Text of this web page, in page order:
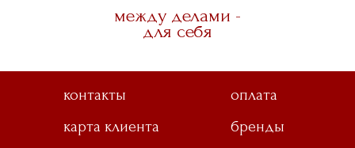
между делами -
для себя
контакты
оплата
карта клиента
бренды